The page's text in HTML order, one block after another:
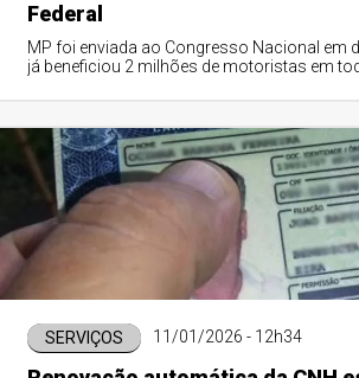
Federal
MP foi enviada ao Congresso Nacional em
já beneficiou 2 milhões de motoristas em
SERVIÇOS 11/01/2026 - 12h34